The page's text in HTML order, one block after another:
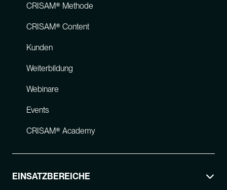
CRISAM® Methode
CRISAM® Content
Kunden
Weiterbildung
Webinare
Events
CRISAM® Academy
EINSATZBEREICHE